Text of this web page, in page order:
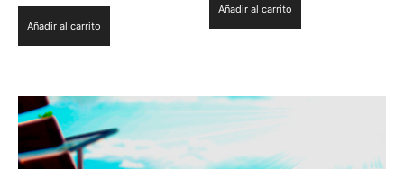
Añadir al carrito
Añadir al carrito